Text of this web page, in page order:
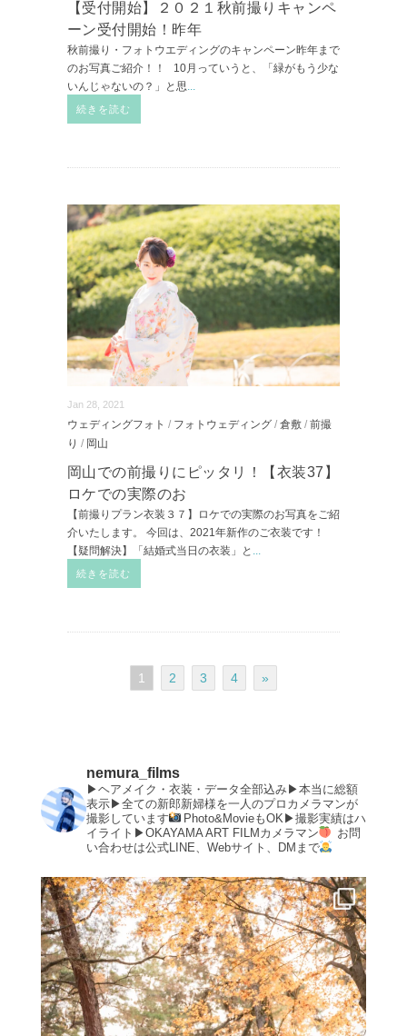
【受付開始】２０２１秋前撮りキャンペ
ーン受付開始！昨年
秋前撮り・フォトウエディングのキャンペーン昨年まで
のお写真ご紹介！！ 10月っていうと、「緑がもう少な
いんじゃないの？」と思...
続きを読む
Jan 28, 2021
ウェディングフォト / フォトウェディング / 倉敷 / 前撮
り / 岡山
岡山での前撮りにピッタリ！【衣装37】
ロケでの実際のお
【前撮りプラン衣装３７】ロケでの実際のお写真をご紹
介いたします。 今回は、2021年新作のご衣装です！
【疑問解決】「結婚式当日の衣装」と ...
続きを読む
1 2 3 4 »
nemura_films
▶︎ヘアメイク・衣装・データ全部込み▶︎本当に総額
表示▶︎全ての新郎新婦様を一人のプロカメラマンが
撮影しています
Photo&MovieもOK▶︎撮影実績はハ
イライト▶︎OKAYAMA ART FILMカメラマン
お問
い合わせは公式LINE、Webサイト、DMまで